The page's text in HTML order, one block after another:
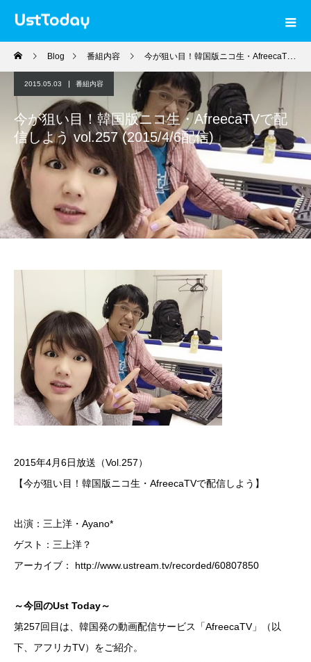
Blog 番組内容 今が狙い目！韓国版ニコ生・AfreecaTVで配信しよう vol.257 (2015/4/6配信)
2015.05.03 番組内容
今が狙い目！韓国版ニコ生・AfreecaTVで配
信しよう vol.257 (2015/4/6配信)
2015年4月6日放送（Vol.257）
【今が狙い目！韓国版ニコ生・AfreecaTVで配信しよう】
出演：三上洋・Ayano*
ゲスト：三上洋？
アーカイブ： http://www.ustream.tv/recorded/60807850
～今回のUst Today～
第257回目は、韓国発の動画配信サービス「AfreecaTV」（以
下、アフリカTV）をご紹介。